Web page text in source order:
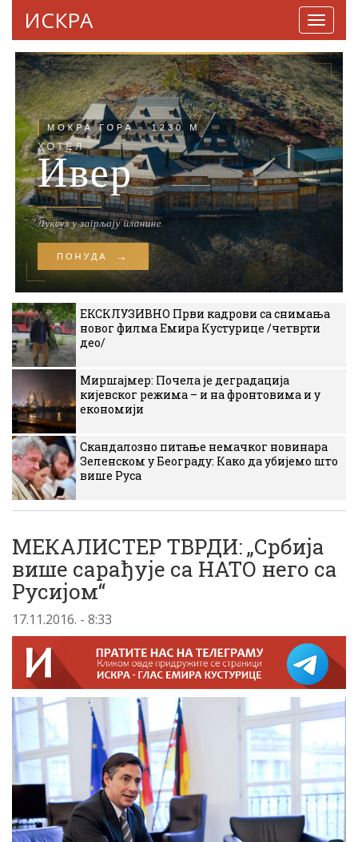
ИСКРА
ЕКСКЛУЗИВНО Први кадрови са снимања
новог филма Емира Кустурице /четврти
део/
Миршајмер: Почела је деградација
кијевског режима – и на фронтовима и у
економији
Скандалозно питање немачког новинара
Зеленском у Београду: Како да убијемо што
више Руса
МЕКАЛИСТЕР ТВРДИ: „Србија
више сарађује са НАТО него са
Русијом“
17.11.2016. - 8:33